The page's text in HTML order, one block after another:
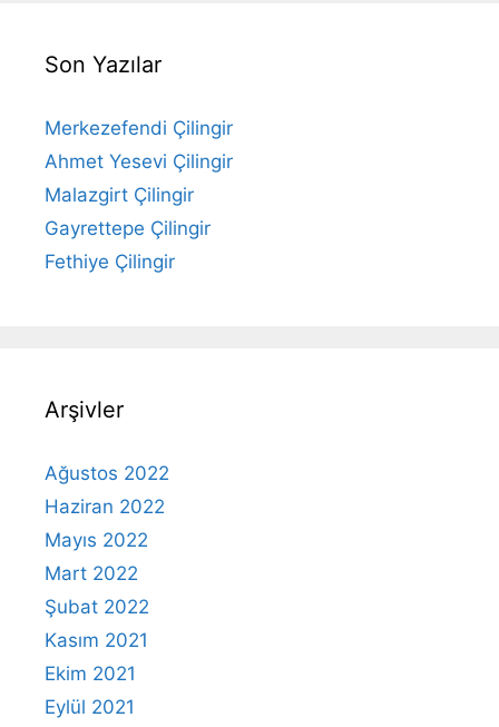
Son Yazılar
Merkezefendi Çilingir
Ahmet Yesevi Çilingir
Malazgirt Çilingir
Gayrettepe Çilingir
Fethiye Çilingir
Arşivler
Ağustos 2022
Haziran 2022
Mayıs 2022
Mart 2022
Şubat 2022
Kasım 2021
Ekim 2021
Eylül 2021